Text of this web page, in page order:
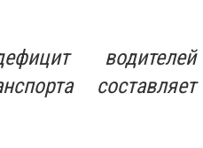
водителей
составляет